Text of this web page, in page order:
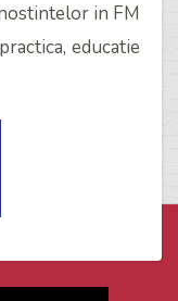
in FM
educatie